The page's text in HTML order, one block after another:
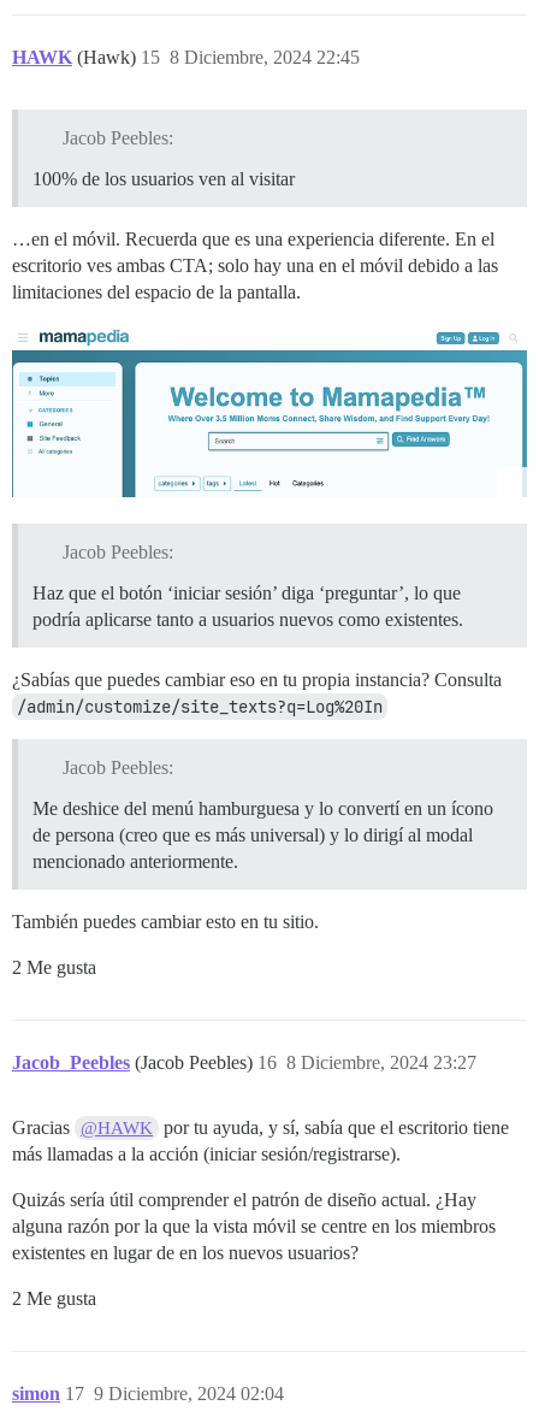
HAWK (Hawk) 8 Diciembre, 2024 22:45
15
Jacob Peebles:
100% de los usuarios ven al visitar
…en el móvil. Recuerda que es una experiencia diferente. En el
escritorio ves ambas CTA; solo hay una en el móvil debido a las
limitaciones del espacio de la pantalla.
Jacob Peebles:
Haz que el botón ‘iniciar sesión’ diga ‘preguntar’, lo que
podría aplicarse tanto a usuarios nuevos como existentes.
¿Sabías que puedes cambiar eso en tu propia instancia? Consulta
/admin/customize/site_texts?q=Log%20In
Jacob Peebles:
Me deshice del menú hamburguesa y lo convertí en un ícono
de persona (creo que es más universal) y lo dirigí al modal
mencionado anteriormente.
También puedes cambiar esto en tu sitio.
2 Me gusta
Jacob_Peebles (Jacob Peebles) 8 Diciembre, 2024 23:27
16
Gracias @HAWK
por tu ayuda, y sí, sabía que el escritorio tiene
más llamadas a la acción (iniciar sesión/registrarse).
Quizás sería útil comprender el patrón de diseño actual. ¿Hay
alguna razón por la que la vista móvil se centre en los miembros
existentes en lugar de en los nuevos usuarios?
2 Me gusta
simon 9 Diciembre, 2024 02:04
17